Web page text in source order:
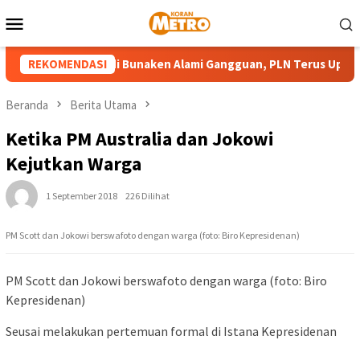
ke
Mobile
REKOMENDASI
Pembangkit di Bunaken Alami Gangguan, PLN Terus Upayakan
Beranda Berita Utama
Ketika PM Australia dan Jokowi
Kejutkan Warga
1 September 2018 226 Dilihat
PM Scott dan Jokowi berswafoto dengan warga (foto: Biro Kepresidenan)
PM Scott dan Jokowi berswafoto dengan warga (foto: Biro
Kepresidenan)
Seusai melakukan pertemuan formal di Istana Kepresidenan